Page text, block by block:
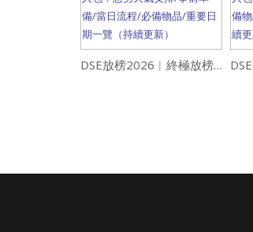
DSE放榜2026︱終極放榜懶人包！惡劣天氣安排/事前準備/當日流程/必備物品/重要日期一覽（持續更新）